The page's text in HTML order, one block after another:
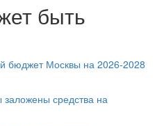
быть
бюджет Москвы на 2026-2028
средства на